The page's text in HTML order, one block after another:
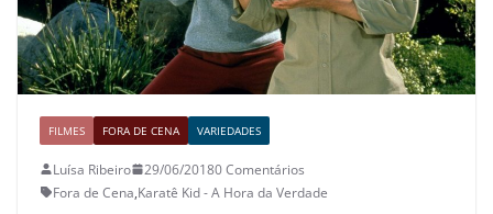
FILMES FORA DE CENA VARIEDADES
Luísa Ribeiro 29/06/20180 Comentários
Fora de Cena,Karatê Kid - A Hora da Verdade